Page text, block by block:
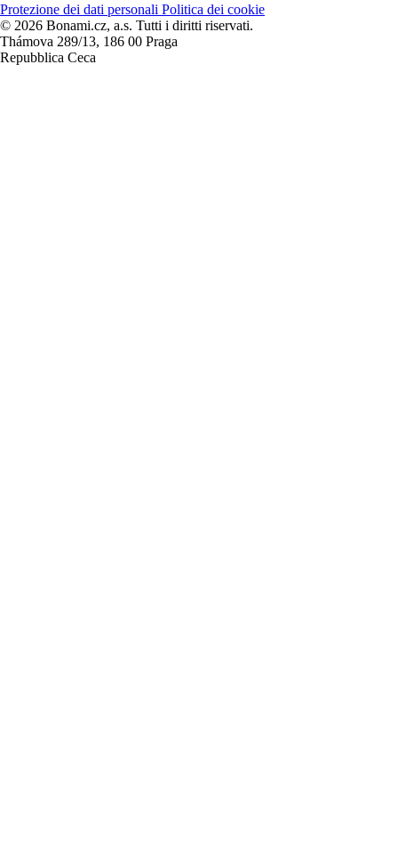
Protezione dei dati personali Politica dei cookie
© 2026 Bonami.cz, a.s. Tutti i diritti riservati.
Thámova 289/13, 186 00 Praga
Repubblica Ceca